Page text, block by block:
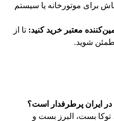
برای موتورخانه یا سیستم
معتبر خرید کنید: تا از
شوید.
ایران پرطرفدار است؟
توکا بست، البرز بست و